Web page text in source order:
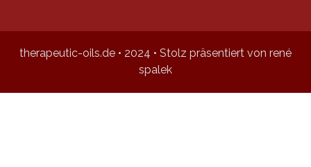
therapeutic-oils.de • 2024 • Stolz präsentiert von rené
spalek